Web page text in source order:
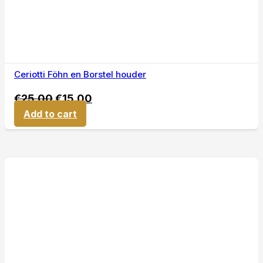
Ceriotti Föhn en Borstel houder
€25,00€15,00
Add to cart